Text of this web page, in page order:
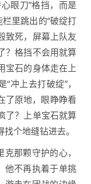
眼刀”格挡，而是
里跳出的“破绽打
致死，屏幕上队友
？格挡不会用就算
宝石的身体走在上
冲上去打破绽”，
了原地，眼睁睁看
了？上单宝石就算
个地缝钻进去。
那颗守护的心，
他不再执着于单挑